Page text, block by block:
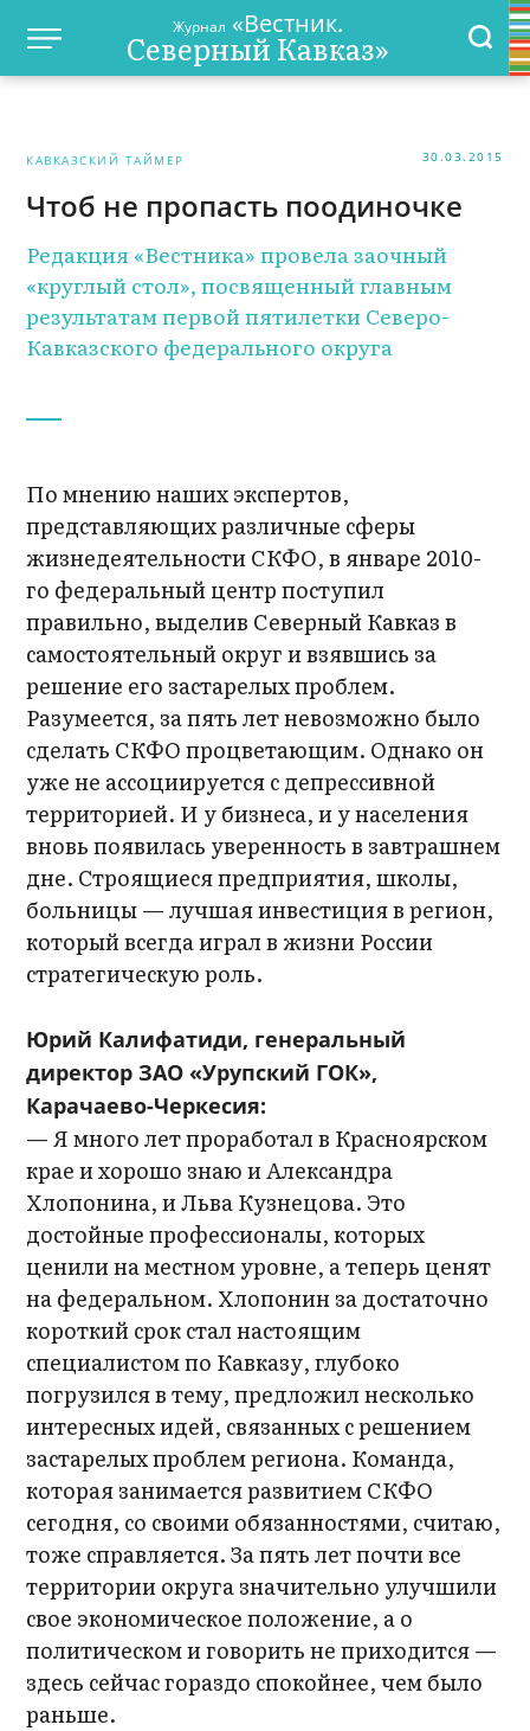
Журнал «Вестник.
Северный Кавказ»
КАВКАЗСКИЙ ТАЙМЕР 30.03.2015
Чтоб не пропасть поодиночке
Редакция «Вестника» провела заочный
«круглый стол», посвященный главным
результатам первой пятилетки Северо-
Кавказского федерального округа
По мнению наших экспертов,
представляющих различные сферы
жизнедеятельности СКФО, в январе 2010-
го федеральный центр поступил
правильно, выделив Северный Кавказ в
самостоятельный округ и взявшись за
решение его застарелых проблем.
Разумеется, за пять лет невозможно было
сделать СКФО процветающим. Однако он
уже не ассоциируется с депрессивной
территорией. И у бизнеса, и у населения
вновь появилась уверенность в завтрашнем
дне. Строящиеся предприятия, школы,
больницы — лучшая инвестиция в регион,
который всегда играл в жизни России
стратегическую роль.
Юрий Калифатиди, генеральный
директор ЗАО «Урупский ГОК»,
Карачаево-Черкесия:
— Я много лет проработал в Красноярском
крае и хорошо знаю и Александра
Хлопонина, и Льва Кузнецова. Это
достойные профессионалы, которых
ценили на местном уровне, а теперь ценят
на федеральном. Хлопонин за достаточно
короткий срок стал настоящим
специалистом по Кавказу, глубоко
погрузился в тему, предложил несколько
интересных идей, связанных с решением
застарелых проблем региона. Команда,
которая занимается развитием СКФО
сегодня, со своими обязанностями, считаю,
тоже справляется. За пять лет почти все
территории округа значительно улучшили
свое экономическое положение, а о
политическом и говорить не приходится —
здесь сейчас гораздо спокойнее, чем было
раньше.